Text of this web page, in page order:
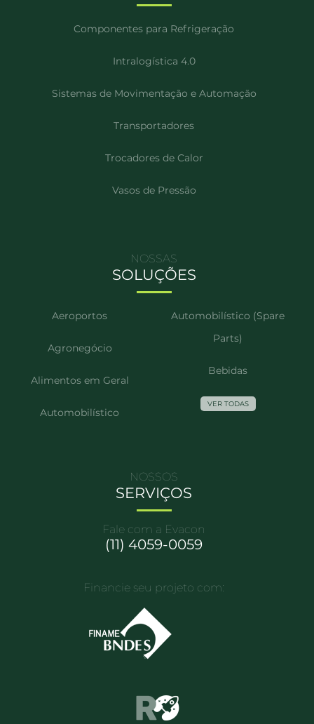
Componentes para Refrigeração
Intralogística 4.0
Sistemas de Movimentação e Automação
Transportadores
Trocadores de Calor
Vasos de Pressão
NOSSAS
SOLUÇÕES
Aeroportos
Agronegócio
Alimentos em Geral
Automobilístico
Automobilístico (Spare
Parts)
Bebidas
VER TODAS
NOSSOS
SERVIÇOS
Fale com a Evacon
(11) 4059-0059
Financie seu projeto com: